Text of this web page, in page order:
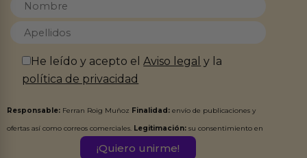
He leído y acepto elAviso legal y la
política de privacidad
Responsable: Ferran Roig Muñoz Finalidad: envío de publicaciones y
ofertas así como correos comerciales. Legitimación: su consentimiento en
Destinatarios:Ferran Roig Muñoz. Podrás ejercer tus